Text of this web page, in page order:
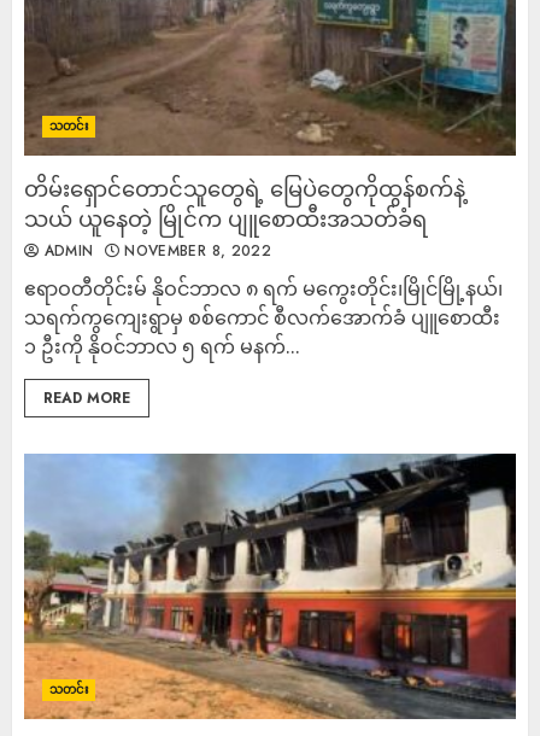
သတင်း
တိမ်းရှောင်တောင်သူတွေရဲ့ မြေပဲတွေကိုထွန်စက်နဲ့
သယ် ယူနေတဲ့ မြိုင်က ပျူစောထီးအသတ်ခံရ
ADMIN NOVEMBER 8, 2022
ဧရာဝတီတိုင်းမ် နိုဝင်ဘာလ ၈ ရက် မကွေးတိုင်း၊မြိုင်မြို့နယ်၊
သရက်ကွကျေးရွာမှ စစ်ကောင် စီလက်အောက်ခံ ပျူစောထီး
၁ ဦးကို နိုဝင်ဘာလ ၅ ရက် မနက်...
READ MORE
သတင်း